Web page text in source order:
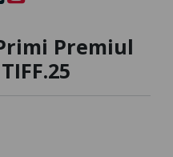
Premiul